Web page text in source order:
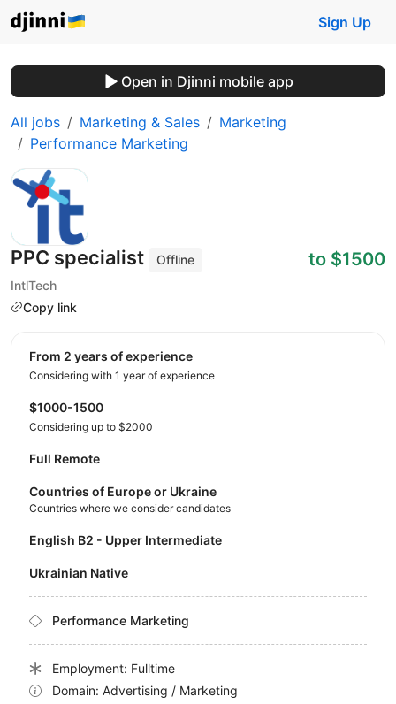
Sign Up
Open in Djinni mobile app
All jobs Marketing & Sales
Marketing
Performance Marketing
PPC specialist
Offline
IntlTech
Copy link
to $1500
from 2 years of experience
Considering with 1 year of experience
$1000-1500
Considering up to $2000
Full Remote
Countries of Europe or Ukraine
Countries where we consider candidates
English B2 - Upper Intermediate
Ukrainian Native
Performance Marketing
Employment: Fulltime
Domain: Advertising / Marketing